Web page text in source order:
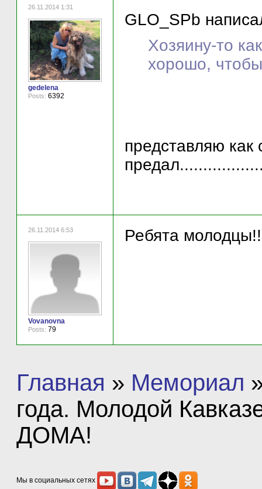
26.11.2014 1:31
gedelena
Posts: 6392
GLO_SPb
Хозяину-то
хорошо,
представляю как
26.11.2014 6:53
Vovanovna
Posts: 79
Ребята
Главная » Мемориал
года. Молодой
ДОМА!
Мы в социальных сетях